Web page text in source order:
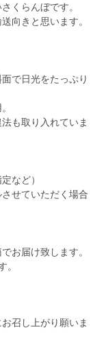
くらんぼです。
向きと思います。
で日光をたっぷり
も取り入れていま
など）
せていただく場合
お届け致します。
。
召し上がり願いま